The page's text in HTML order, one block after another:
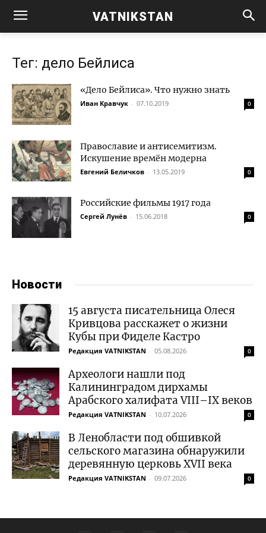
VATNIKSTAN
Тег: дело Бейлиса
«Дело Бейлиса». Что нужно знать
Иван Кравчук - 07.10.2019 0
Православие и антисемитизм.
Искушение времён модерна
Евгений Беличков - 13.05.2019 0
Российские фильмы 1917 года
Сергей Лунёв - 15.06.2018 0
Новости
15 августа писательница Олеся
Кривцова расскажет о жизни
Кубы при Фиделе Кастро
Редакция VATNIKSTAN - 05.08.2026 0
Археологи нашли под
Калининградом дирхамы
Арабского халифата VIII–IX веков
Редакция VATNIKSTAN - 10.07.2026 0
В Ленобласти под обшивкой
сельского магазина обнаружили
деревянную церковь XVII века
Редакция VATNIKSTAN - 09.07.2026 0